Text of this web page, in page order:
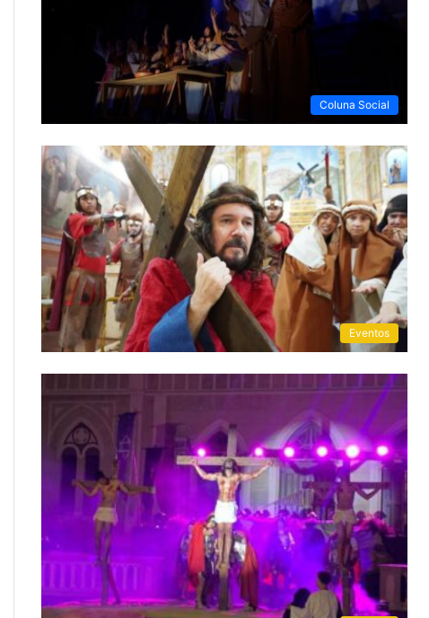
Coluna Social
Eventos